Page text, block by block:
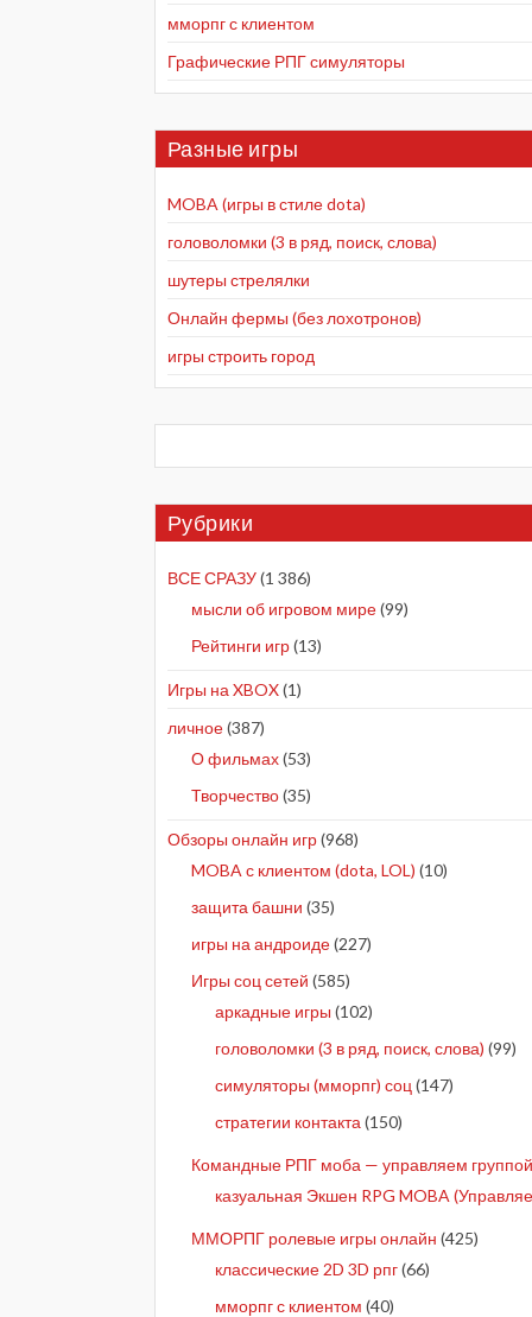
мморпг с клиентом
Графические РПГ симуляторы
Разные игры
MOBA (игры в стиле dota)
головоломки (3 в ряд, поиск, слова)
шутеры стрелялки
Онлайн фермы (без лохотронов)
игры строить город
Рубрики
ВСЕ СРАЗУ(1 386)
мысли об игровом мире(99)
Рейтинги игр(13)
Игры на XBOX(1)
личное(387)
О фильмах(53)
Творчество(35)
Обзоры онлайн игр(968)
MOBA с клиентом (dota, LOL) (10)
защита башни (35)
игры на андроиде(227)
Игры соц сетей (585)
аркадные игры (102)
головоломки (3 в ряд, поиск, слова) (99)
симуляторы (мморпг) соц (147)
стратегии контакта (150)
Командные РПГ моба — управляем группой
казуальная Экшен RPG MOBA
ММОРПГ ролевые игры онлайн (425)
классические 2D 3D рпг(66)
мморпг с клиентом (40)